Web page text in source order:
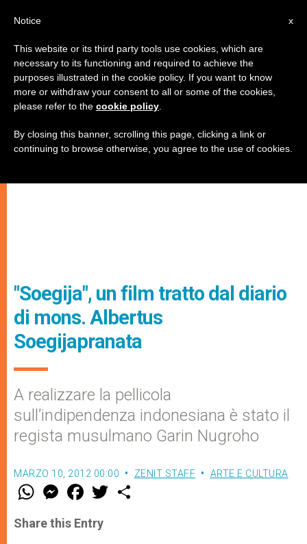
"Soegija", un film tratto dal diario
di mons. Albertus
Soegijapranata
A realizzare la pellicola
sull’indipendenza indonesiana è stato il
regista musulmano Garin Nugroho
MARZO 10, 2012 00:00 ZENIT STAFF ARTE E CULTURA
W
t
s
M
e
s
e
F
a
e
b
w
Share this Entry
x
Notice
This website or its third party tools use cookies, which are
necessary to its functioning and required to achieve the
purposes illustrated in the cookie policy. If you want to know
more or withdraw your consent to all or some of the cookies,
please refer to the cookie policy
By closing this banner, scrolling this page, clicking a link or
continuing to browse otherwise, you agree to the use of cookies.